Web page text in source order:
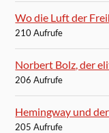
Wo die Luft der
210 Aufrufe
Norbert Bolz, der
206 Aufrufe
Hemingway und
205 Aufrufe